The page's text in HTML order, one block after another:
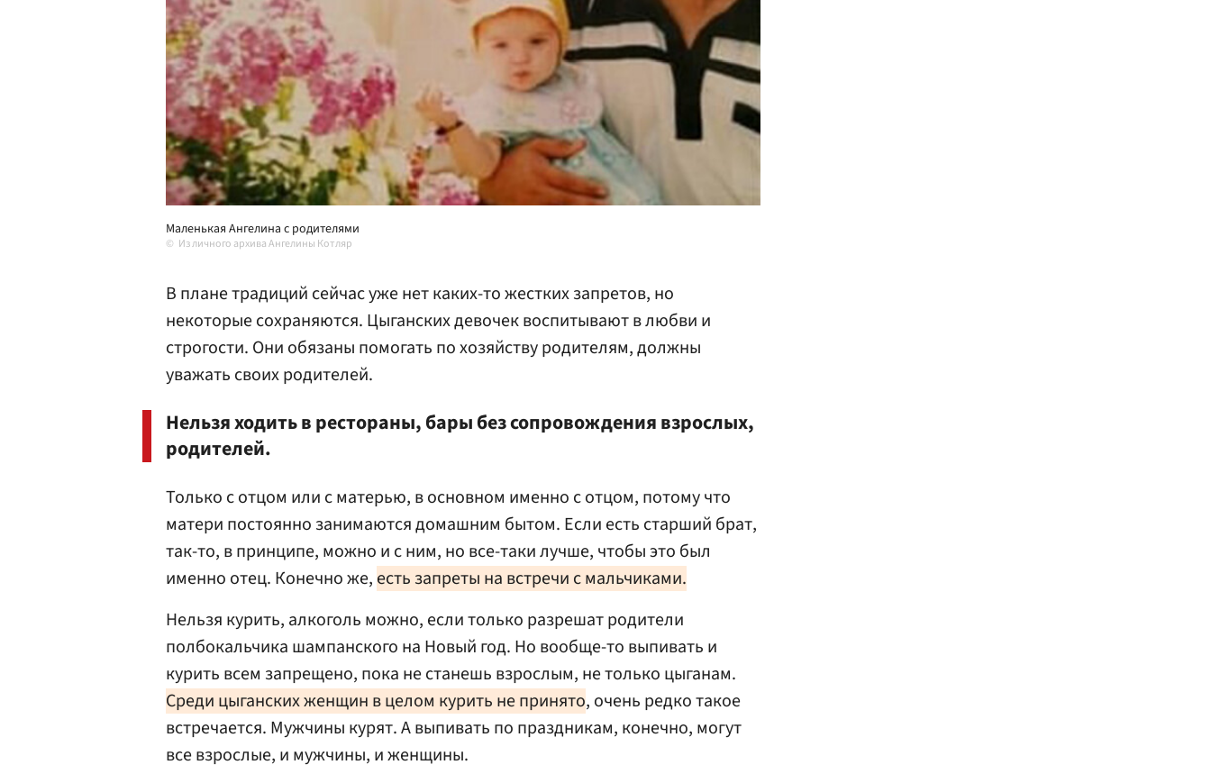
Маленькая Ангелина с родителями
Из личного архива Ангелины Котляр
В плане традиций сейчас уже нет каких-то жестких запретов, но
некоторые сохраняются. Цыганских девочек воспитывают в любви и
строгости. Они обязаны помогать по хозяйству родителям, должны
уважать своих родителей.
Нельзя ходить в рестораны, бары без сопровождения взрослых,
родителей.
Только с отцом или с матерью, в основном именно с отцом, потому что
матери постоянно занимаются домашним бытом. Если есть старший брат,
так-то, в принципе, можно и с ним, но все-таки лучше, чтобы это был
именно отец. Конечно же, есть запреты на встречи с мальчиками.
Нельзя курить, алкоголь можно, если только разрешат родители
полбокальчика шампанского на Новый год. Но вообще-то выпивать и
курить всем запрещено, пока не станешь взрослым, не только цыганам.
Среди цыганских женщин в целом курить не принято, очень редко такое
встречается. Мужчины курят. А выпивать по праздникам, конечно, могут
все взрослые, и мужчины, и женщины.